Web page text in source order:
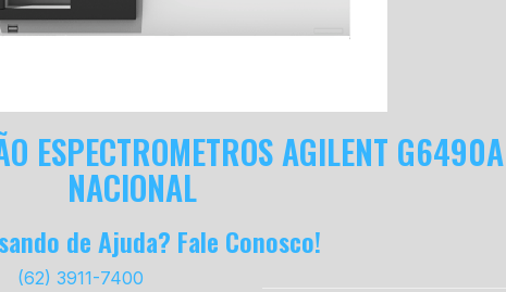
ESPECTROMETROS AGILENT G6490A
NACIONAL
de Ajuda? Fale Conosco!
(62) 3911-7400